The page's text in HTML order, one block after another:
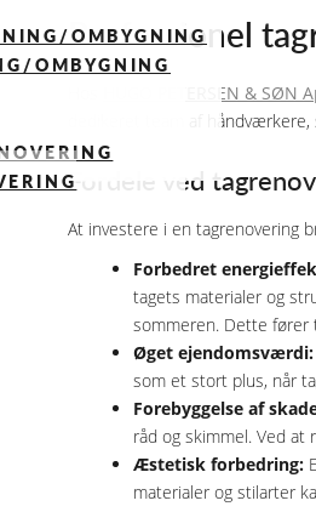
OMBYGNING
OMBYGNING
Professionel
HUGO PETERSEN & SØN
dedikeret team af
Fordele ved
At investere i en tagrenovering
Forbedret
tagets materialer og
sommeren. Dette fører
Øget ejendomsværdi:
som et stort plus, når
Forebyggelse af
råd og skimmel. Ved
Æstetisk forbedring:
materialer og stilarter